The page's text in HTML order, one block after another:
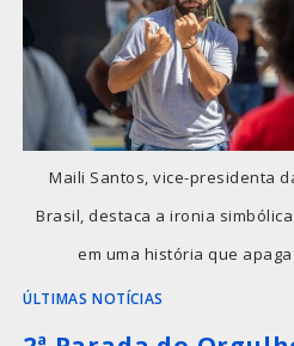
Maili Santos, vice-presidenta
Brasil, destaca a ironia
em uma história que
ÚLTIMAS NOTÍCIAS